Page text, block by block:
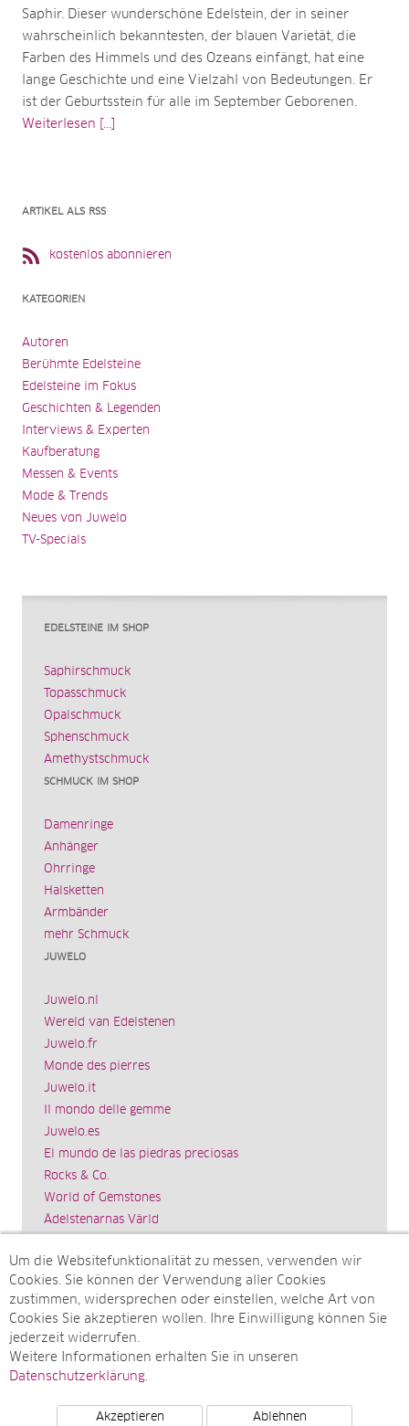
Saphir. Dieser wunderschöne Edelstein, der in seiner
wahrscheinlich bekanntesten, der blauen Varietät, die
Farben des Himmels und des Ozeans einfängt, hat eine
lange Geschichte und eine Vielzahl von Bedeutungen. Er
ist der Geburtsstein für alle im September Geborenen.
Weiterlesen [...]
ARTIKEL ALS RSS
kostenlos abonnieren
KATEGORIEN
Autoren
Berühmte Edelsteine
Edelsteine im Fokus
Geschichten & Legenden
Interviews & Experten
Kaufberatung
Messen & Events
Mode & Trends
Neues von Juwelo
TV-Specials
EDELSTEINE IM SHOP
Saphirschmuck
Topasschmuck
Opalschmuck
Sphenschmuck
Amethystschmuck
SCHMUCK IM SHOP
Damenringe
Anhänger
Ohrringe
Halsketten
Armbänder
mehr Schmuck
JUWELO
Juwelo.nl
Wereld van Edelstenen
Juwelo.fr
Monde des pierres
Juwelo.it
Il mondo delle gemme
Juwelo.es
El mundo de las piedras preciosas
Rocks & Co.
World of Gemstones
Ädelstenarnas Värld
Impressum
SITEMAP
Sitemap
Monatsarchive
Top-Artikel
Um die Websitefunktionalität zu messen, verwenden wir
Cookies. Sie können der Verwendung aller Cookies
zustimmen, widersprechen oder einstellen, welche Art von
Cookies Sie akzeptieren wollen. Ihre Einwilligung können Sie
jederzeit widerrufen.
Weitere Informationen erhalten Sie in unseren
Datenschutzerklärung.
Akzeptieren Ablehnen